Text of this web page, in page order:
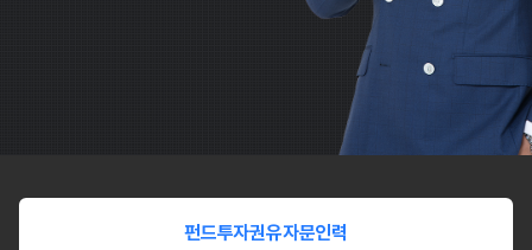
펀드투자권유자문인력